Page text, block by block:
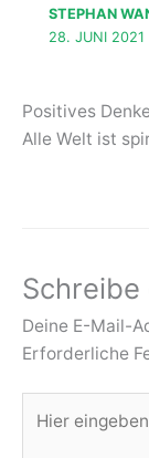
STEPHAN
28. JUNI 2021
Positives
Alle Welt ist
Schreibe
Deine E-Mail-
Erforderliche
eingeben…